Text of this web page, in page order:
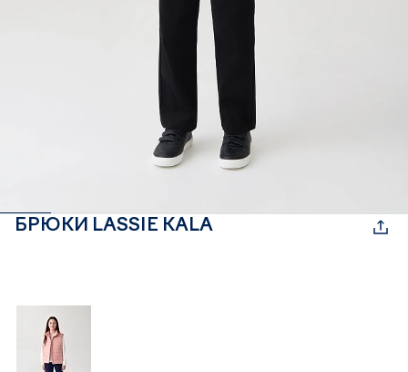
БРЮКИ LASSIE KALA